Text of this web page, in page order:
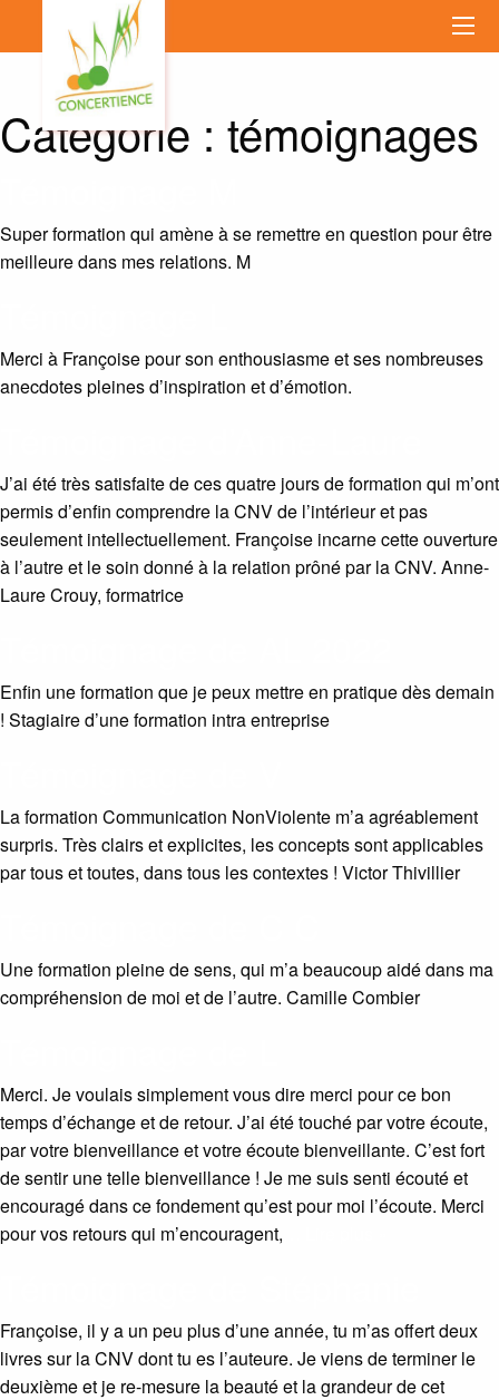
Catégorie : témoignages
Super formation qui amène à se remettre en question pour être
meilleure dans mes relations. M
Merci à Françoise pour son enthousiasme et ses nombreuses
anecdotes pleines d’inspiration et d’émotion.
J’ai été très satisfaite de ces quatre jours de formation qui m’ont
permis d’enfin comprendre la CNV de l’intérieur et pas
seulement intellectuellement. Françoise incarne cette ouverture
à l’autre et le soin donné à la relation prôné par la CNV. Anne-
Laure Crouy, formatrice
Enfin une formation que je peux mettre en pratique dès demain
! Stagiaire d’une formation intra entreprise
La formation Communication NonViolente m’a agréablement
surpris. Très clairs et explicites, les concepts sont applicables
par tous et toutes, dans tous les contextes ! Victor Thivillier
Une formation pleine de sens, qui m’a beaucoup aidé dans ma
compréhension de moi et de l’autre. Camille Combier
Merci. Je voulais simplement vous dire merci pour ce bon
temps d’échange et de retour. J’ai été touché par votre écoute,
par votre bienveillance et votre écoute bienveillante. C’est fort
de sentir une telle bienveillance ! Je me suis senti écouté et
encouragé dans ce fondement qu’est pour moi l’écoute. Merci
pour vos retours qui m’encouragent,
Françoise, il y a un peu plus d’une année, tu m’as offert deux
livres sur la CNV dont tu es l’auteure. Je viens de terminer le
deuxième et je re-mesure la beauté et la grandeur de cet